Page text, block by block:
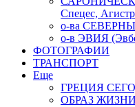
Спецес,
о-ва
о-в ЭВИЯ
ФОТОГРАФИИ
ТРАНСПОРТ
Еще
ГРЕЦИЯ
ОБРАЗ ЖИЗНИ